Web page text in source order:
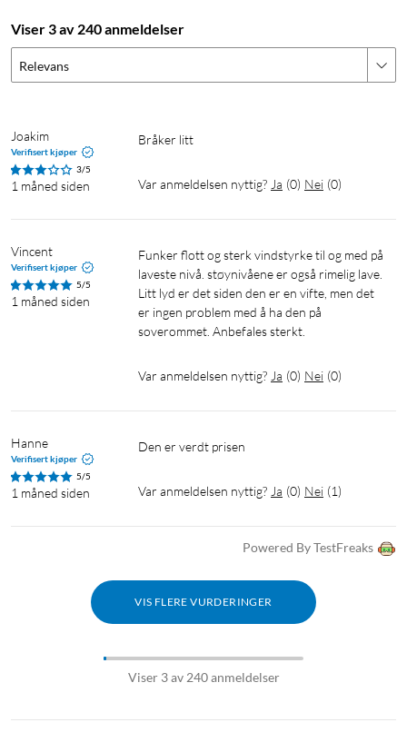
Viftehodet kan vippes/vinkles (30°) og har
pendle-/oscilleringsfunksjon (90°).
Kan heves/senkes mellom 95 og 125 cm.
Timer: 1–8 t
Maks. luftstrøm: 43,92 m³/min
Lufthastighet: 3,72 m/sek.
Høyeste lydnivå: 57,2 dB(A)
Effekt: 50 W (0,36 W standby).
Batterier – fjernkontroll: 2x AAA-batterier(selges separat)
Viftediameter: Ø35 cm
Vekt: 4,8 kg
Viser 3 av 240 anmeldelser
Relevans
Joakim
Verifisert kjøper
3/5
1 måned siden
Bråker litt
Var anmeldelsen nyttig? Ja (0) Nei (0)
Vincent
Verifisert kjøper
5/5
1 måned siden
Funker flott og sterk vindstyrke til og med på
laveste nivå. støynivåene er også rimelig lave.
Litt lyd er det siden den er en vifte, men det
er ingen problem med å ha den på
soverommet. Anbefales sterkt.
Var anmeldelsen nyttig? Ja (0) Nei (0)
Hanne
Verifisert kjøper
5/5
1 måned siden
Den er verdt prisen
Var anmeldelsen nyttig? Ja (0) Nei (1)
Powered By TestFreaks
VIS FLERE VURDERINGER
Viser 3 av 240 anmeldelser